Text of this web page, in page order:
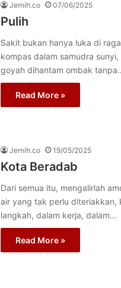
Jernih.co 07/06/2025
Pulih
Sakit bukan hanya luka di
kompas dalam samudra
goyah dihantam ombak
Read More »
Jernih.co 19/05/2025
Kota Beradab
Dari semua itu, mengalirlah
air yang tak perlu diteriakkan,
langkah, dalam kerja, dalam…
Read More »